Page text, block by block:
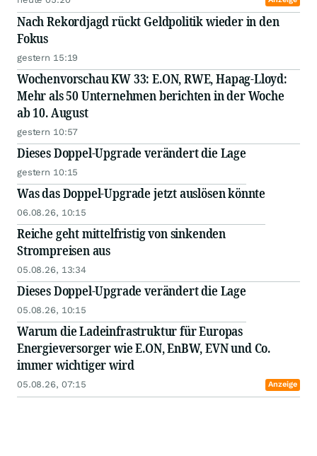
Nach Rekordjagd rückt Geldpolitik wieder in den
Fokus
gestern 15:19
Wochenvorschau KW 33: E.ON, RWE, Hapag-Lloyd:
Mehr als 50 Unternehmen berichten in der Woche
ab 10. August
gestern 10:57
Dieses Doppel-Upgrade verändert die Lage
gestern 10:15
Was das Doppel-Upgrade jetzt auslösen könnte
06.08.26, 10:15
Reiche geht mittelfristig von sinkenden
Strompreisen aus
05.08.26, 13:34
Dieses Doppel-Upgrade verändert die Lage
05.08.26, 10:15
Warum die Ladeinfrastruktur für Europas
Energieversorger wie E.ON, EnBW, EVN und Co.
immer wichtiger wird
05.08.26, 07:15 Anzeige